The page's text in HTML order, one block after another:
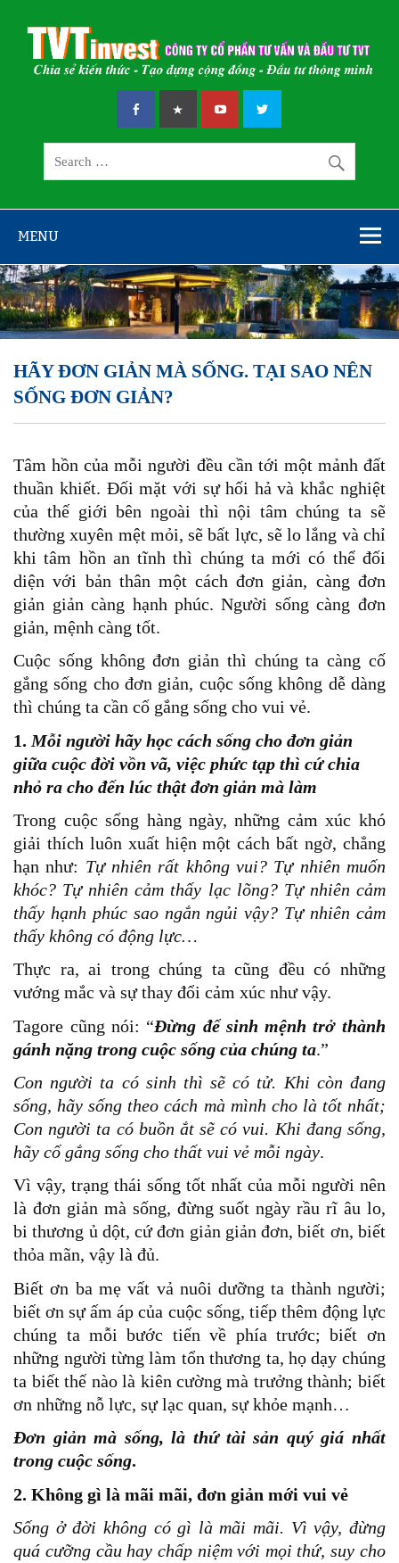
content
CÔNG TY CỔ
PHẦN TƯ VẤN
VÀ ĐẦU TƯ
TVT
Chia sẻ kiến thức – Tạo dựng cộng đồng – Đầu tư thông minh
MENU
HÃY ĐƠN GIẢN MÀ SỐNG. TẠI SAO NÊN
SỐNG ĐƠN GIẢN?
Tâm hồn của mỗi người đều cần tới một mảnh đất
thuần khiết. Đối mặt với sự hối hả và khắc nghiệt
của thế giới bên ngoài thì nội tâm chúng ta sẽ
thường xuyên mệt mỏi, sẽ bất lực, sẽ lo lắng và chỉ
khi tâm hồn an tĩnh thì chúng ta mới có thể đối
diện với bản thân một cách đơn giản, càng đơn
giản giản càng hạnh phúc. Người sống càng đơn
giản, mệnh càng tốt.
Cuộc sống không đơn giản thì chúng ta càng cố
gắng sống cho đơn giản, cuộc sống không dễ dàng
thì chúng ta cần cố gắng sống cho vui vẻ.
1. Mỗi người hãy học cách sống cho đơn giản
giữa cuộc đời vồn vã, việc phức tạp thì cứ chia
nhỏ ra cho đến lúc thật đơn giản mà làm
Trong cuộc sống hàng ngày, những cảm xúc khó
giải thích luôn xuất hiện một cách bất ngờ, chẳng
hạn như: Tự nhiên rất không vui? Tự nhiên muốn
khóc? Tự nhiên cảm thấy lạc lõng? Tự nhiên cảm
thấy hạnh phúc sao ngắn ngủi vậy? Tự nhiên cảm
thấy không có động lực…
Thực ra, ai trong chúng ta cũng đều có những
vướng mắc và sự thay đổi cảm xúc như vậy.
Tagore cũng nói: “Đừng để sinh mệnh trở thành
gánh nặng trong cuộc sống của chúng ta.”
Con người ta có sinh thì sẽ có tử. Khi còn đang
sống, hãy sống theo cách mà mình cho là tốt nhất;
Con người ta có buồn ắt sẽ có vui. Khi đang sống,
hãy cố gắng sống cho thất vui vẻ mỗi ngày.
Vì vậy, trạng thái sống tốt nhất của mỗi người nên
là đơn giản mà sống, đừng suốt ngày rầu rĩ âu lo,
bi thương ủ dột, cứ đơn giản giản đơn, biết ơn, biết
thỏa mãn, vậy là đủ.
Biết ơn ba mẹ vất vả nuôi dưỡng ta thành người;
biết ơn sự ấm áp của cuộc sống, tiếp thêm động lực
chúng ta mỗi bước tiến về phía trước; biết ơn
những người từng làm tổn thương ta, họ dạy chúng
ta biết thế nào là kiên cường mà trưởng thành; biết
ơn những nỗ lực, sự lạc quan, sự khỏe mạnh…
Đơn giản mà sống, là thứ tài sản quý giá nhất
trong cuộc sống.
2. Không gì là mãi mãi, đơn giản mới vui vẻ
Sống ở đời không có gì là mãi mãi. Vì vậy, đừng
quá cưỡng cầu hay chấp niệm với mọi thứ, suy cho